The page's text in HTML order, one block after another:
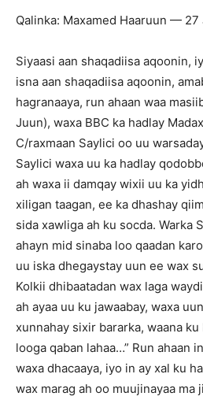
Qalinka: Maxamed Haaruun — 27
Siyaasi aan shaqadiisa aqoonin,
isna aan shaqadiisa aqoonin,
hagranaaya, run ahaan waa
Juun), waxa BBC ka hadlay
C/raxmaan Saylici oo uu
Saylici waxa uu ka hadlay
ah waxa ii damqay wixii uu ka
xiligan taagan, ee ka dhashay
sida xawliga ah ku socda. Warka
ahayn mid sinaba loo qaadan
uu iska dhegaystay uun ee wax
Kolkii dhibaatadan wax laga
ah ayaa uu ku jawaabay, waxa
xunnahay sixir bararka, waana
looga qaban lahaa…” Run ahaan
waxa dhacaaya, iyo in ay xal ku
wax marag ah oo muujinayaa ma